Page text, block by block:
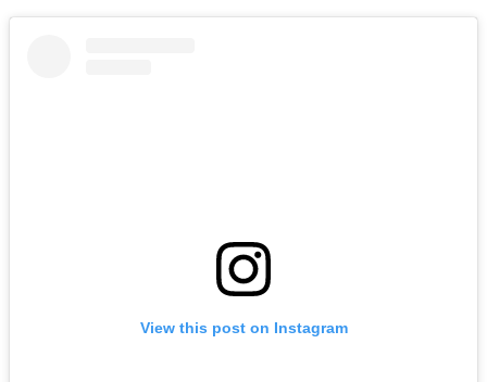
View this post on Instagram